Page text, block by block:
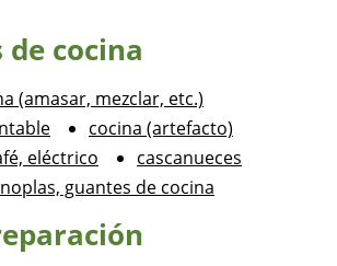
cocina
(amasar, mezclar, etc.)
cocina (artefacto)
eléctrico
cascanueces
guantes de cocina